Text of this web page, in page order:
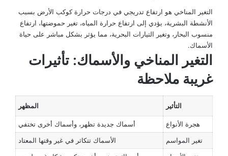
التغير المناخي هو ارتفاع تدريجي في درجات حرارة كوكب الأرض بسبب
الأنشطة البشرية، يؤدي إلى ارتفاع حرارة المياه، تغير حموضتها، ارتفاع
منسوب البحار، وتغير التيارات البحرية، مما يؤثر بشكل مباشر على حياة
الأسماك.
التغير المناخي والأسماك: تأثيرات
غريبة ملاحظة
التأثير المظهر
هجرة الأنواع
أسماك جديدة تظهر، وأسماك أخرى تختفي
تغير المواسم
الأسماك تتكاثر في غير وقتها المعتاد